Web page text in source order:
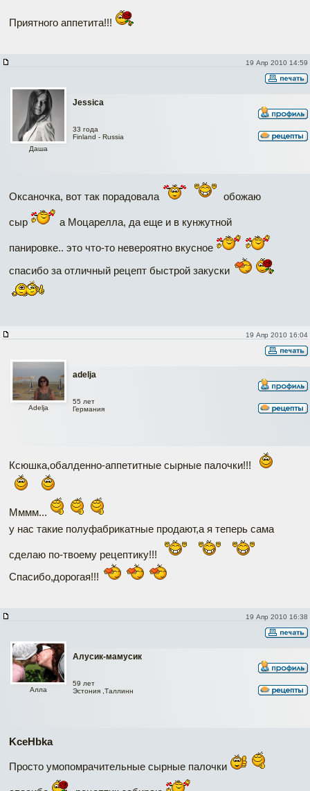
Приятного аппетита!!!
19 Апр 2010 14:59
Jessica
Даша
33 года
Finland - Russia
Оксаночка, вот так порадовала обожаю
сыр а Моцарелла, да еще и в кунжутной
панировке.. это что-то невероятно вкусное
спасибо за отличный рецепт быстрой закуски
19 Апр 2010 16:04
adelja
Adelja
55 лет
Германия
Ксюшка,обалденно-аппетитные сырные палочки!!!
Мммм...
у нас такие полуфабрикатные продают,а я теперь сама
сделаю по-твоему рецептику!!!
Спасибо,дорогая!!!
19 Апр 2010 16:38
Алусик-мамусик
Алла
59 лет
Эстония ,Таллинн
KceHbka
Просто умопомрачительные сырные палочки